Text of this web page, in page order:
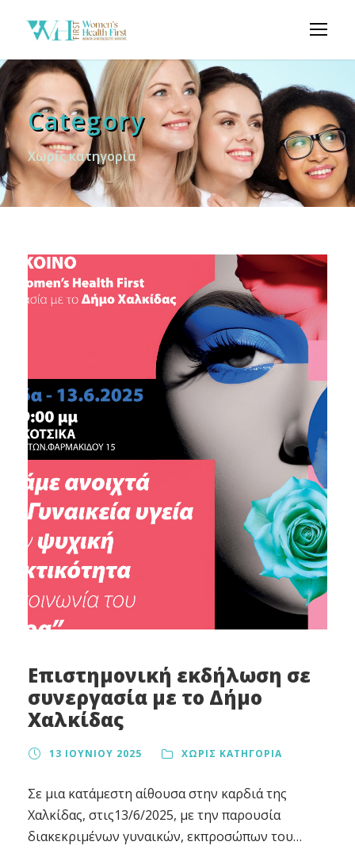
Category
Χωρίς κατηγορία
Επιστημονική εκδήλωση σε
συνεργασία με το Δήμο
Χαλκίδας
13 ΙΟΥΝΊΟΥ 2025 ΧΩΡΊΣ ΚΑΤΗΓΟΡΊΑ
Σε μια κατάμεστη αίθουσα στην καρδιά της
Χαλκίδας, στις13/6/2025, με την παρουσία
διακεκριμένων γυναικών, εκπροσώπων του